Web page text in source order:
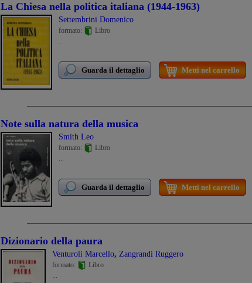
La Chiesa nella politica italiana (1944-1963)
Settembrini Domenico
formato:
Libro
...
Guarda il dettaglio Metti nel carrello
Note sulla natura della musica
Smith Leo
formato:
Libro
...
Guarda il dettaglio Metti nel carrello
Dizionario della paura
Venturoli Marcello, Zangrandi Ruggero
formato:
Libro
...